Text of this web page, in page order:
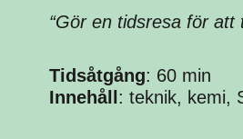
“Gör en tidsresa för att
Tidsåtgång: 60 min
Innehåll: teknik, kemi,